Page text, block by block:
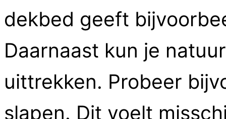
dekbed geeft
Daarnaast kun je
uittrekken. Probeer
slapen. Dit voelt